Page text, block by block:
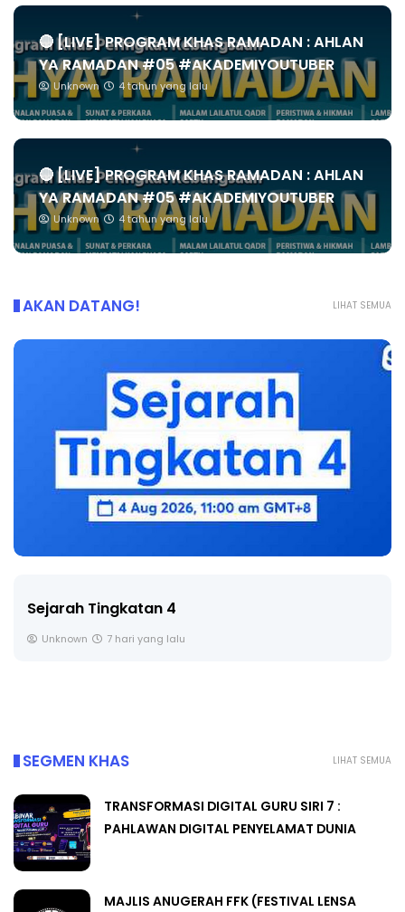
🔴 [LIVE] PROGRAM KHAS RAMADAN : AHLAN
YA RAMADAN #05 #AKADEMIYOUTUBER
Unknown 4 tahun yang lalu
🔴 [LIVE] PROGRAM KHAS RAMADAN : AHLAN
YA RAMADAN #05 #AKADEMIYOUTUBER
Unknown 4 tahun yang lalu
LIHAT SEMUA
AKAN DATANG!
Sejarah Tingkatan 4
Unknown 7 hari yang lalu
LIHAT SEMUA
SEGMEN KHAS
TRANSFORMASI DIGITAL GURU SIRI 7 :
PAHLAWAN DIGITAL PENYELAMAT DUNIA
MAJLIS ANUGERAH FFK (FESTIVAL LENSA